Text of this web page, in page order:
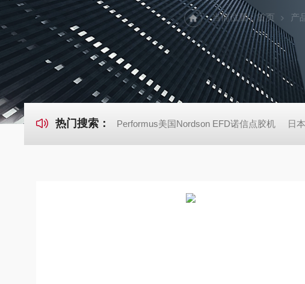
当前位置：首页 产
热门搜索： Performus美国Nordson EFD诺信点胶机 日